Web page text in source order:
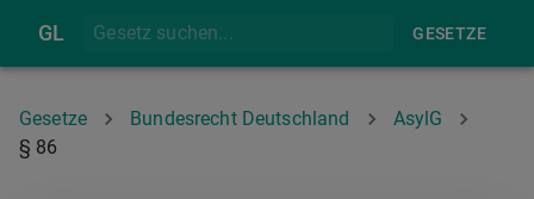
GL GESETZE
Gesetze Bundesrecht Deutschland
AsylG
§ 86